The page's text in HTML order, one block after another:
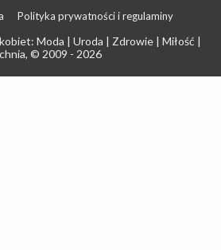
Polityka prywatności i regulaminy
Moda | Uroda | Zdrowie | Miłość |
, © 2009 - 2026